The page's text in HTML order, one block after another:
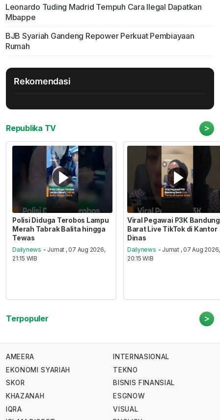
Leonardo Tuding Madrid Tempuh Cara Ilegal Dapatkan
Mbappe
BJB Syariah Gandeng Repower Perkuat Pembiayaan
Rumah
Rekomendasi
Republika TV >
Polisi Diduga Terobos Lampu
Merah Tabrak Balita hingga
Tewas
Dailynews - Jumat , 07 Aug 2026,
21:15 WIB
Viral Pegawai P3K Bandung
Barat Live TikTok di Kantor
Dinas
Dailynews - Jumat , 07 Aug 2026,
20:15 WIB
Terpopuler >
AMEERA
EKONOMI SYARIAH
SKOR
KHAZANAH
IQRA
INTERNASIONAL
TEKNO
BISNIS FINANSIAL
ESGNOW
VISUAL